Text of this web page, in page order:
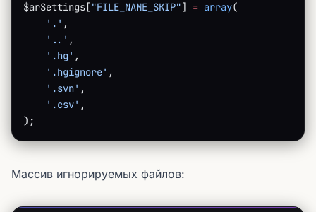
$arSettings["FILE_NAME_SKIP"] = array(
    '.'
,
    '..'
,
    '.hg'
,
    '.hgignore'
,
    '.svn'
,
    '.csv'
,
);
Массив игнорируемых файлов: